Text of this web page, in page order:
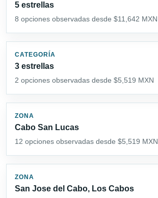
5 estrellas
8 opciones observadas desde $11,642 MXN
CATEGORÍA
3 estrellas
2 opciones observadas desde $5,519 MXN
ZONA
Cabo San Lucas
12 opciones observadas desde $5,519 MXN
ZONA
San Jose del Cabo, Los Cabos